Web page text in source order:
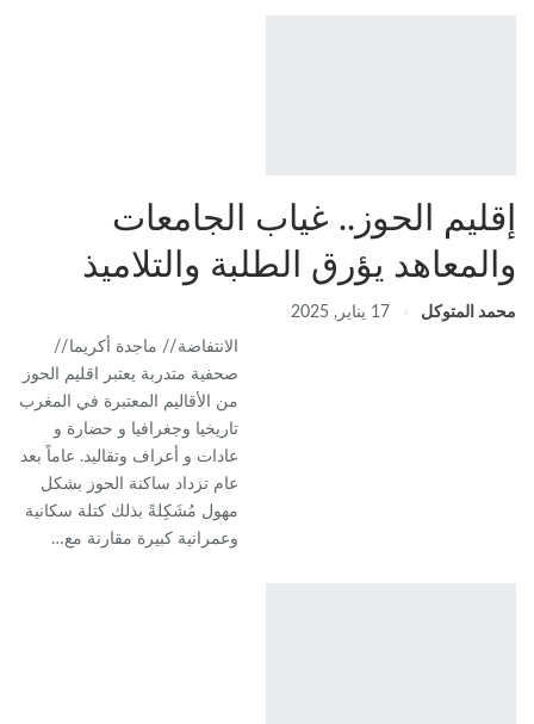
إقليم الحوز.. غياب الجامعات
والمعاهد يؤرق الطلبة والتلاميذ
محمد المتوكل 17 يناير, 2025
الانتفاضة // ماجدة أكريما //
صحفية متدربة يعتبر اقليم الحوز
من الأقاليم المعتبرة في المغرب
تاريخيا وجغرافيا و حضارة و
عادات و أعراف وتقاليد. عاماً بعد
عام تزداد ساكنة الحوز بشكل
مهول مُشَكِلةً بذلك كتلة سكانية
وعمرانية كبيرة مقارنة مع…